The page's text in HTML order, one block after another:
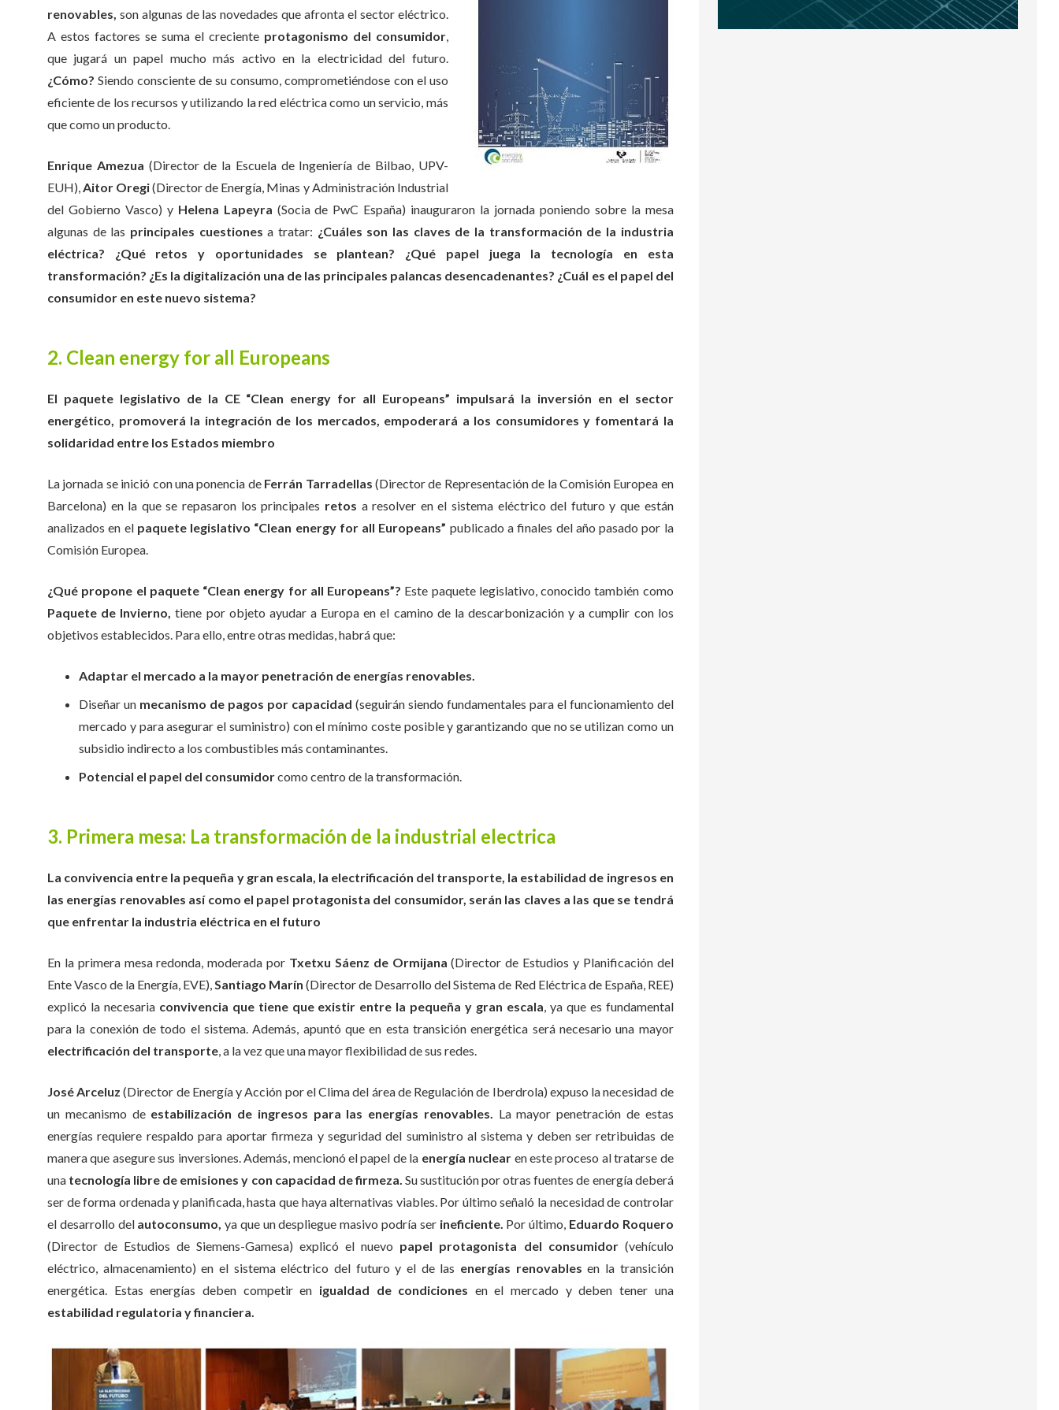
renovables, son algunas de las novedades que afronta el sector eléctrico.
A estos factores se suma el creciente protagonismo del consumidor,
que jugará un papel mucho más activo en la electricidad del futuro.
¿Cómo? Siendo consciente de su consumo, comprometiéndose con el uso
eficiente de los recursos y utilizando la red eléctrica como un servicio, más
que como un producto.
Enrique Amezua (Director de la Escuela de Ingeniería de Bilbao, UPV-
EUH),Aitor Oregi(Director de Energía, Minas y Administración Industrial
del Gobierno Vasco) y Helena Lapeyra (Socia de PwC España) inauguraron la jornada poniendo sobre la mesa
algunas de las principales cuestiones a tratar: ¿Cuáles son las claves de la transformación de la industria
eléctrica? ¿Qué retos y oportunidades se plantean? ¿Qué papel juega la tecnología en esta
transformación? ¿Es la digitalización una de las principales palancas desencadenantes? ¿Cuál es el papel del
consumidor en este nuevo sistema?
2. Clean energy for all Europeans
El paquete legislativo de la CE “Clean energy for all Europeans” impulsará la inversión en el sector
energético, promoverá la integración de los mercados, empoderará a los consumidores y fomentará la
solidaridad entre los Estados miembro
La jornada se inició con una ponencia de Ferrán Tarradellas (Director de Representación de la Comisión Europea en
Barcelona) en la que se repasaron los principales retos a resolver en el sistema eléctrico del futuro y que están
analizados en el paquete legislativo “Clean energy for all Europeans” publicado a finales del año pasado por la
Comisión Europea.
¿Qué propone el paquete “Clean energy for all Europeans”? Este paquete legislativo, conocido también como
Paquete de Invierno, tiene por objeto ayudar a Europa en el camino de la descarbonización y a cumplir con los
objetivos establecidos. Para ello, entre otras medidas, habrá que:
Adaptar el mercado a la mayor penetración de energías renovables.
Diseñar un mecanismo de pagos por capacidad (seguirán siendo fundamentales para el funcionamiento del
mercado y para asegurar el suministro) con el mínimo coste posible y garantizando que no se utilizan como un
subsidio indirecto a los combustibles más contaminantes.
Potencial el papel del consumidorcomo centro de la transformación.
3. Primera mesa: La transformación de la industrial electrica
La convivencia entre la pequeña y gran escala, la electrificación del transporte, la estabilidad de ingresos en
las energías renovables así como el papel protagonista del consumidor, serán las claves a las que se tendrá
que enfrentar la industria eléctrica en el futuro
En la primera mesa redonda, moderada por Txetxu Sáenz de Ormijana (Director de Estudios y Planificación del
Ente Vasco de la Energía, EVE),Santiago Marín (Director de Desarrollo del Sistema de Red Eléctrica de España, REE)
explicó la necesaria convivencia que tiene que existir entre la pequeña y gran escala, ya que es fundamental
para la conexión de todo el sistema. Además, apuntó que en esta transición energética será necesario una mayor
electrificación del transporte, a la vez que una mayor flexibilidad de sus redes.
José Arceluz (Director de Energía y Acción por el Clima del área de Regulación de Iberdrola) expuso la necesidad de
un mecanismo de estabilización de ingresos para las energías renovables. La mayor penetración de estas
energías requiere respaldo para aportar firmeza y seguridad del suministro al sistema y deben ser retribuidas de
manera que asegure sus inversiones. Además, mencionó el papel de la energía nuclear en este proceso al tratarse de
una tecnología libre de emisiones y con capacidad de firmeza. Su sustitución por otras fuentes de energía deberá
ser de forma ordenada y planificada, hasta que haya alternativas viables. Por último señaló la necesidad de controlar
el desarrollo del autoconsumo, ya que un despliegue masivo podría ser ineficiente. Por último, Eduardo Roquero
(Director de Estudios de Siemens-Gamesa) explicó el nuevo papel protagonista del consumidor (vehículo
eléctrico, almacenamiento) en el sistema eléctrico del futuro y el de las energías renovables en la transición
energética. Estas energías deben competir en igualdad de condiciones en el mercado y deben tener una
estabilidad regulatoria y financiera.